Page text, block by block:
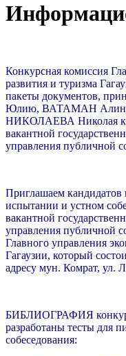
Конкурсная комиссия
развития и туризма
пакеты документов,
Юлию, ВАТАМАН
НИКОЛАЕВА Николая к
вакантной
управления публичной
Приглашаем кандидатов
испытании и устном
вакантной
управления публичной
Главного управления
Гагаузии, который
адресу мун. Комрат, ул.
БИБЛИОГРАФИЯ
разработаны тесты для
собеседования: